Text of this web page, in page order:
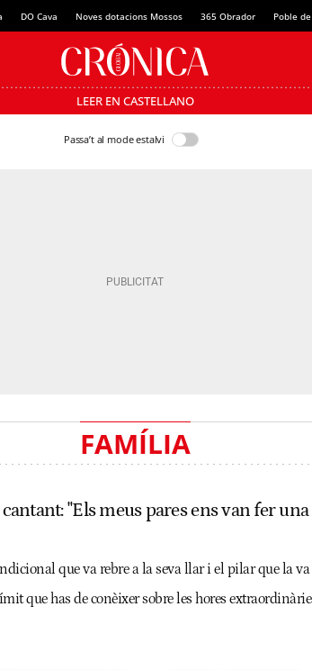
DO Cava Noves dotacions Mossos 365 Obrador Poble
LEER EN CASTELLANO
Passa’t al mode estalvi
FAMÍLIA
cantant: "Els meus pares ens van fer
que va rebre a la seva llar i el pilar que la
que has de conèixer sobre les hores